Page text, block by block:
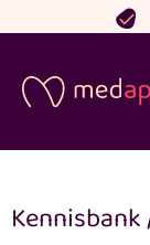
naar
inhoud
Kennisbank